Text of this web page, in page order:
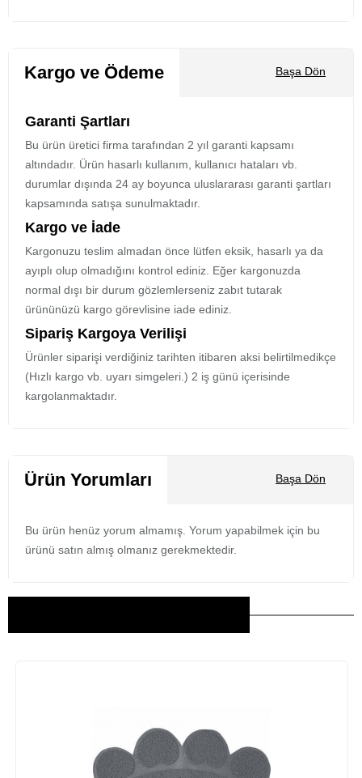
Kargo ve Ödeme Başa Dön
Garanti Şartları
Bu ürün üretici firma tarafından 2 yıl garanti kapsamı
altındadır. Ürün hasarlı kullanım, kullanıcı hataları vb.
durumlar dışında 24 ay boyunca uluslararası garanti şartları
kapsamında satışa sunulmaktadır.
Kargo ve İade
Kargonuzu teslim almadan önce lütfen eksik, hasarlı ya da
ayıplı olup olmadığını kontrol ediniz. Eğer kargonuzda
normal dışı bir durum gözlemlerseniz zabıt tutarak
ürününüzü kargo görevlisine iade ediniz.
Sipariş Kargoya Verilişi
Ürünler siparişi verdiğiniz tarihten itibaren aksi belirtilmedikçe
(Hızlı kargo vb. uyarı simgeleri.) 2 iş günü içerisinde
kargolanmaktadır.
Ürün Yorumları Başa Dön
Bu ürün henüz yorum almamış. Yorum yapabilmek için bu
ürünü satın almış olmanız gerekmektedir.